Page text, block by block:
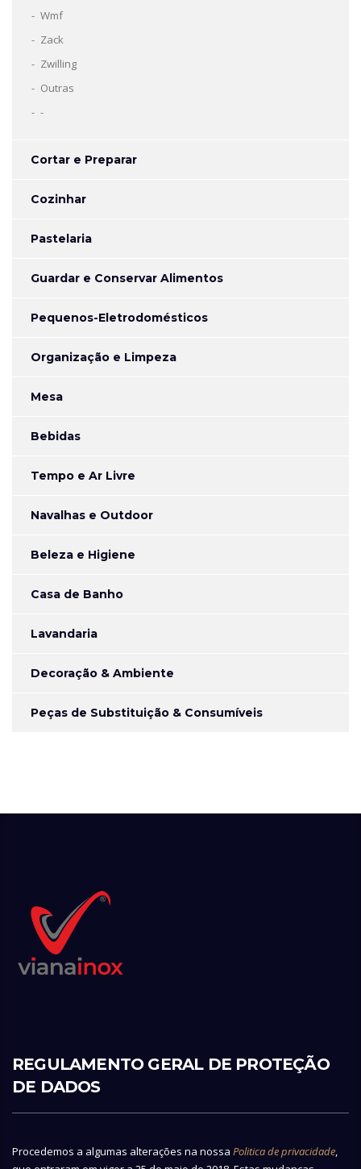
Wmf
Zack
Zwilling
Outras
-
Cortar e Preparar
Cozinhar
Pastelaria
Guardar e Conservar Alimentos
Pequenos-Eletrodomésticos
Organização e Limpeza
Mesa
Bebidas
Tempo e Ar Livre
Navalhas e Outdoor
Beleza e Higiene
Casa de Banho
Lavandaria
Decoração & Ambiente
Peças de Substituição & Consumíveis
REGULAMENTO GERAL DE PROTEÇÃO
DE DADOS
Procedemos a algumas alterações na nossa Politica de privacidade,